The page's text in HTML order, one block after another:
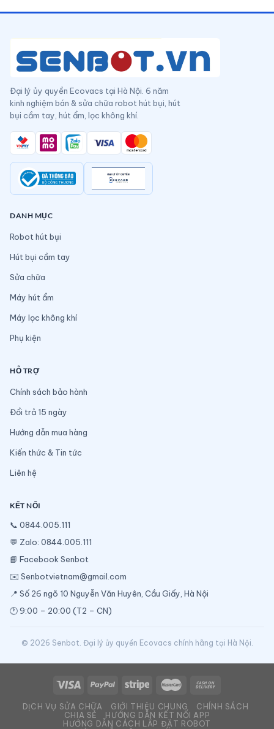
Đại lý ủy quyền Ecovacs tại Hà Nội. 6 năm
kinh nghiệm bán & sửa chữa robot hút bụi, hút
bụi cầm tay, hút ẩm, lọc không khí.
DANH MỤC
Robot hút bụi
Hút bụi cầm tay
Sửa chữa
Máy hút ẩm
Máy lọc không khí
Phụ kiện
HỖ TRỢ
Chính sách bảo hành
Đổi trả 15 ngày
Hướng dẫn mua hàng
Kiến thức & Tin tức
Liên hệ
KẾT NỐI
📞 0844.005.111
💬 Zalo: 0844.005.111
📘 Facebook Senbot
✉️ Senbotvietnam@gmail.com
📍 Số 26 ngõ 10 Nguyễn Văn Huyên, Cầu Giấy, Hà Nội
🕐 9:00 – 20:00 (T2 – CN)
© 2026 Senbot. Đại lý ủy quyền Ecovacs chính hãng tại Hà Nội.
DỊCH VỤ SỬA CHỮA GIỚI THIỆU CHUNG
CHÍNH SÁCH
CHIA SẺ
HƯỚNG DẪN KẾT NỐI APP
HƯỚNG DẪN CÁCH LẮP ĐẶT ROBOT